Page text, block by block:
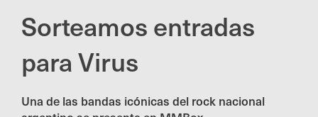
Sorteamos entradas
para Virus
Una de las bandas icónicas del rock nacional